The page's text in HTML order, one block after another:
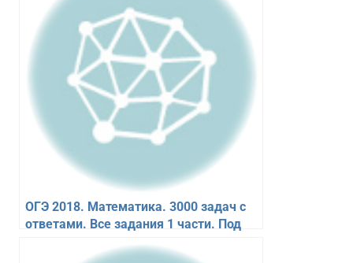
ОГЭ 2018. Математика. 3000 задач с
ответами. Все задания 1 части. Под